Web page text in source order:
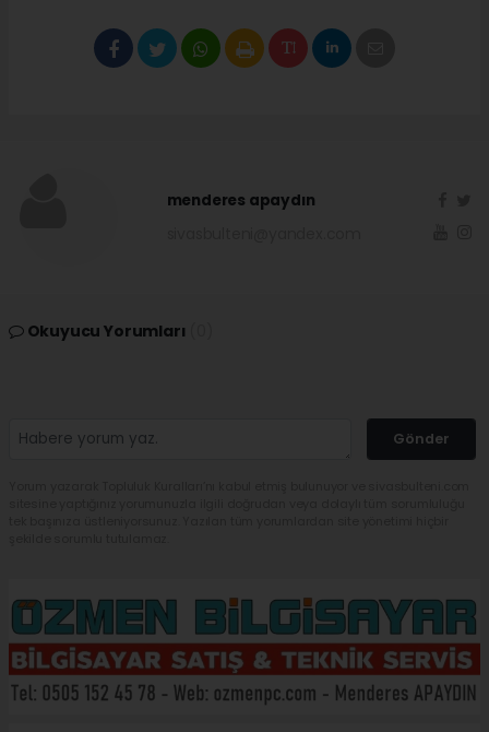
menderes apaydın
Okuyucu Yorumları
Gönder